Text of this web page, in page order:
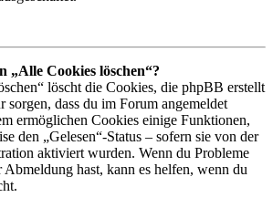
„Alle Cookies löschen“?
löscht die Cookies, die phpBB erstellt
sorgen, dass du im Forum angemeldet
ermöglichen Cookies einige Funktionen,
den „Gelesen“-Status – sofern sie von der
aktiviert wurden. Wenn du Probleme
hast, kann es helfen, wenn du